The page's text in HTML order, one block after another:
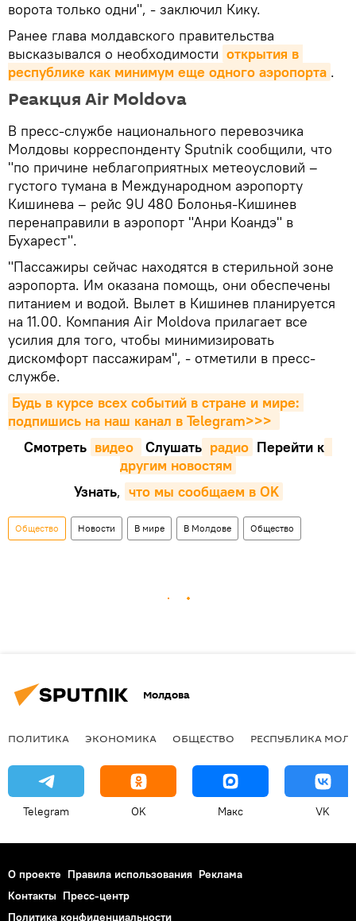
ворота только одни", - заключил Кику.
Ранее глава молдавского правительства
высказывался о необходимости открытия в
республике как минимум еще одного аэропорта .
Реакция Air Moldova
В пресс-службе национального перевозчика
Молдовы корреспонденту Sputnik сообщили, что
"по причине неблагоприятных метеоусловий –
густого тумана в Международном аэропорту
Кишинева – рейс 9U 480 Болонья-Кишинев
перенаправили в аэропорт "Анри Коандэ" в
Бухарест".
"Пассажиры сейчас находятся в стерильной зоне
аэропорта. Им оказана помощь, они обеспечены
питанием и водой. Вылет в Кишинев планируется
на 11.00. Компания Air Moldova прилагает все
усилия для того, чтобы минимизировать
дискомфорт пассажирам", - отметили в пресс-
службе.
Будь в курсе всех событий в стране и мире:
подпишись на наш канал в Telegram>>>
Смотреть видео Cлушать радио Перейти к
другим новостям
Узнать, что мы сообщаем в OK
Общество Новости В мире В Молдове Общество
Молдова
ПОЛИТИКА ЭКОНОМИКА ОБЩЕСТВО РЕСПУБЛИКА
Telegram OK Макс VK
О проекте Правила использования Реклама
Контакты Пресс-центр
Политика конфиденциальности